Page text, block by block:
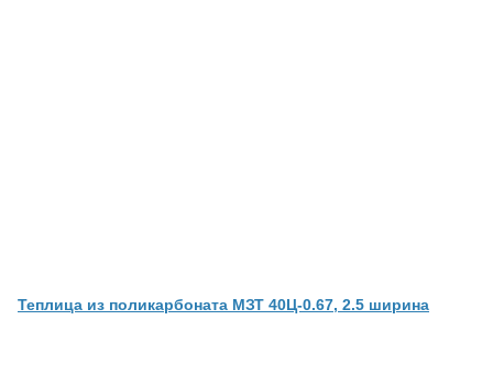
Теплица из поликарбоната МЗТ 40Ц-0.67, 2.5 ширина